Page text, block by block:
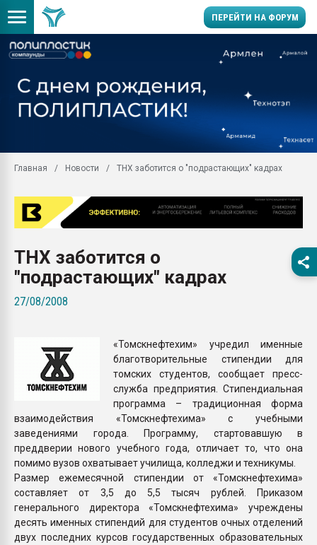
ПЕРЕЙТИ НА ФОРУМ
заводу пластмасс"
Помощь в подборе
Вакуум-формовочные
ближайшее
первый план в
бутылок
ПЕРЕЙТИ НА
Главная Новости ТНХ заботится о "подрастающих" кадрах
ТНХ заботится о
"подрастающих" кадрах
27/08/2008
«Томскнефтехим» учредил именные
благотворительные стипендии для
томских студентов, сообщает пресс-
служба предприятия. Стипендиальная
программа – традиционная форма
взаимодействия «Томскнефтехима» с учебными
заведениями города. Программу, стартовавшую в
преддверии нового учебного года, отличает то, что она
помимо вузов охватывает училища, колледжи и техникумы.
Размер ежемесячной стипендии от «Томскнефтехима»
составляет от 3,5 до 5,5 тысяч рублей. Приказом
генерального директора «Томскнефтехима» учреждены
десять именных стипендий для студентов очных отделений
двух последних курсов государственных образовательных